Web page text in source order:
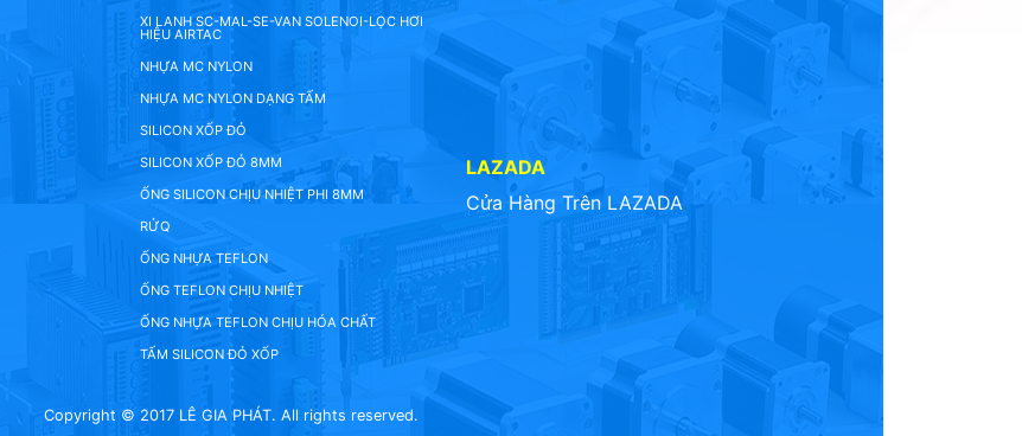
XI LANH SC-MAL-SE-VAN SOLENOI-LỌC HƠI
HIỆU AIRTAC
NHỰA MC NYLON
NHỰA MC NYLON DẠNG TẤM
SILICON XỐP ĐỎ
SILICON XỐP ĐỎ 8MM
ỐNG SILICON CHỊU NHIỆT PHI 8MM
RỬQ
ỐNG NHỰA TEFLON
ỐNG TEFLON CHỊU NHIỆT
ỐNG NHỰA TEFLON CHỊU HÓA CHẤT
TẤM SILICON ĐỎ XỐP
LAZADA
Cửa Hàng Trên LAZADA
Copyright © 2017 LÊ GIA PHÁT. All rights reserved.